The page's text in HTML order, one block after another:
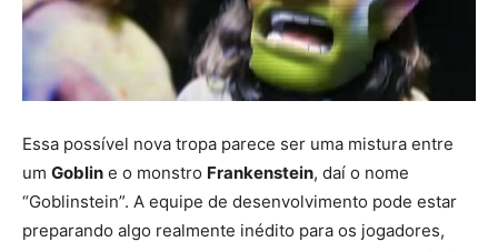
Essa possível nova tropa parece ser uma mistura entre
um Goblin e o monstro Frankenstein, daí o nome
“Goblinstein”. A equipe de desenvolvimento pode estar
preparando algo realmente inédito para os jogadores,